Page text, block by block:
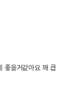
좋을거같아요 꽤 큽